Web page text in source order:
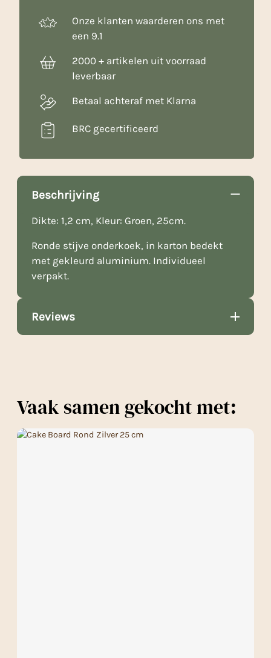
Onze klanten waarderen ons met
een 9.1
2000 + artikelen uit voorraad
leverbaar
Betaal achteraf met Klarna
BRC gecertificeerd
Beschrijving
Dikte: 1,2 cm, Kleur: Groen, 25cm.
Ronde stijve onderkoek, in karton bedekt
met gekleurd aluminium. Individueel
verpakt.
Reviews
Vaak samen gekocht met: